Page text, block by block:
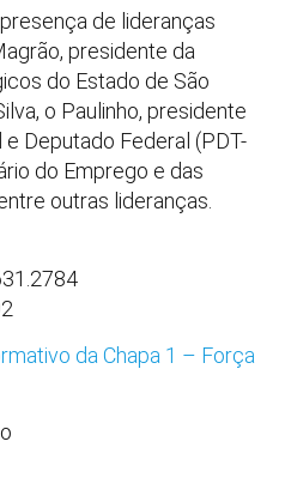
de lideranças
presidente da
do Estado de São
o Paulinho, presidente
Deputado Federal (PDT-
do Emprego e das
outras lideranças.
da Chapa 1 – Força